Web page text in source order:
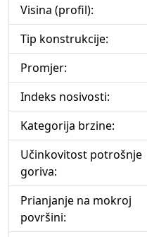
Visina (profil):
Tip konstrukcije:
Promjer:
Indeks nosivosti:
Kategorija brzine:
Učinkovitost potrošnje
goriva:
Prianjanje na mokroj
površini: